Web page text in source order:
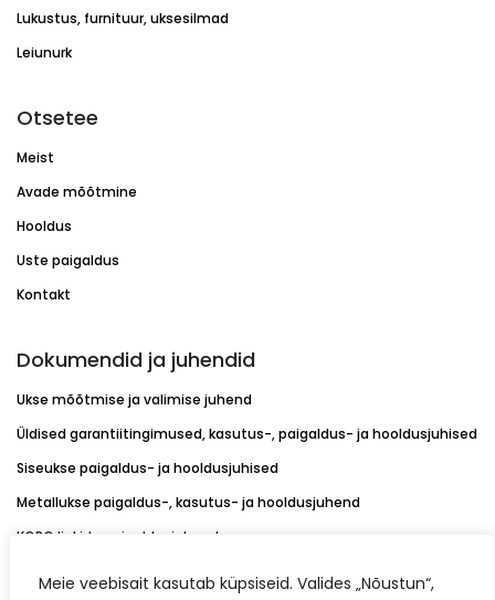
Meie veebisait kasutab küpsiseid. Valides „Nõustun“,
Lukustus, furnituur, uksesilmad
Leiunurk
Otsetee
Meist
Avade mõõtmine
Hooldus
Uste paigaldus
Kontakt
Dokumendid ja juhendid
Ukse mõõtmise ja valimise juhend
Üldised garantiitingimused, kasutus-, paigaldus- ja hooldusjuhised
Siseukse paigaldus- ja hooldusjuhised
Metallukse paigaldus-, kasutus- ja hooldusjuhend
KORO linkide paigaldusjuhend